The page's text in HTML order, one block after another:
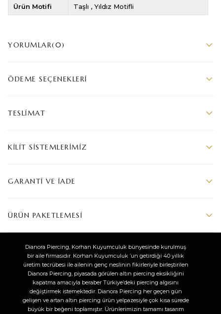
Ürün Motifi Taşlı Yıldız Motifli
YORUMLAR(0)
ÖDEME SEÇENEKLERI
TESLIMAT
KILIT SISTEMLERIMIZ
GARANTI VE İADE
ÜRÜN PAKETLEMESI
Dianora Piercing, Korhan Kuyumculuk bünyesinde kurulmuş
bir aile firmasıdır. Korhan Kuyumculuk ’un getirdiği 40 yıllık
üretim tecrübesi ile ailenin genç neslinin fikirleriyle birleştirilen
Dianora Piercing, piyasada görülen altın piercing eksikliğini
kapatma amacıyla beraber Türkiye’deki piercing algısını
değiştirmek istemektedir. Dianora Piercing her geçen gün
gelişen ve artan altın piercing ürün yelpazesiyle çok kısa sürede
büyük bir beğeni toplamıştır. Ürünlerimizin tamamı tasarım